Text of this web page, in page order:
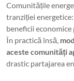
Comunitățile
tranziției
beneficii
În practică însă,
aceste comunități
drastic partajarea